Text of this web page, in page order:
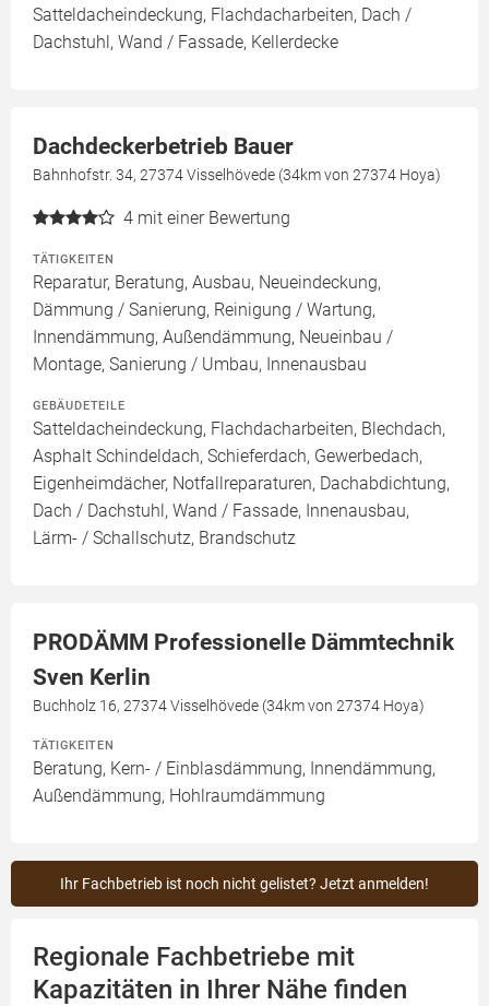
Satteldacheindeckung, Flachdacharbeiten, Dach /
Dachstuhl, Wand / Fassade, Kellerdecke
Dachdeckerbetrieb Bauer
Bahnhofstr. 34, 27374 Visselhövede (34km von 27374 Hoya)
4 mit einer Bewertung
TÄTIGKEITEN
Reparatur, Beratung, Ausbau, Neueindeckung,
Dämmung / Sanierung, Reinigung / Wartung,
Innendämmung, Außendämmung, Neueinbau /
Montage, Sanierung / Umbau, Innenausbau
GEBÄUDETEILE
Satteldacheindeckung, Flachdacharbeiten, Blechdach,
Asphalt Schindeldach, Schieferdach, Gewerbedach,
Eigenheimdächer, Notfallreparaturen, Dachabdichtung,
Dach / Dachstuhl, Wand / Fassade, Innenausbau,
Lärm- / Schallschutz, Brandschutz
PRODÄMM Professionelle Dämmtechnik
Sven Kerlin
Buchholz 16, 27374 Visselhövede (34km von 27374 Hoya)
TÄTIGKEITEN
Beratung, Kern- / Einblasdämmung, Innendämmung,
Außendämmung, Hohlraumdämmung
Ihr Fachbetrieb ist noch nicht gelistet? Jetzt anmelden!
Regionale Fachbetriebe mit
Kapazitäten in Ihrer Nähe finden